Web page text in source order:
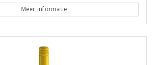
Meer informatie